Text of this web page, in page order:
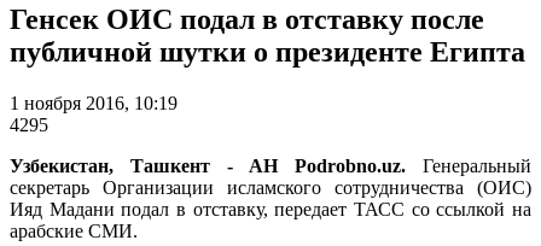
Генсек ОИС подал в отставку после
публичной шутки о президенте Египта
1 ноября 2016, 10:19
4295
Узбекистан, Ташкент - АН Podrobno.uz. Генеральный
секретарь Организации исламского сотрудничества (ОИС)
Ияд Мадани подал в отставку, передает ТАСС со ссылкой на
арабские СМИ.